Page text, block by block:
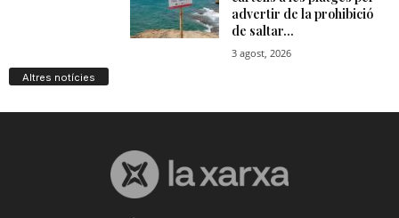
Altres notícies